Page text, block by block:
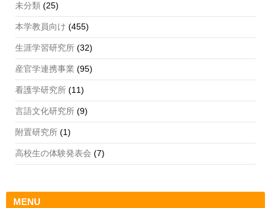
未分類 (25)
本学教員向け (455)
生涯学習研究所 (32)
産官学連携事業 (95)
看護学研究所 (11)
言語文化研究所 (9)
附置研究所 (1)
高校生の体験発表会 (7)
MENU